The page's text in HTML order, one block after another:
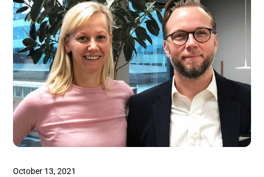
October 13, 2021